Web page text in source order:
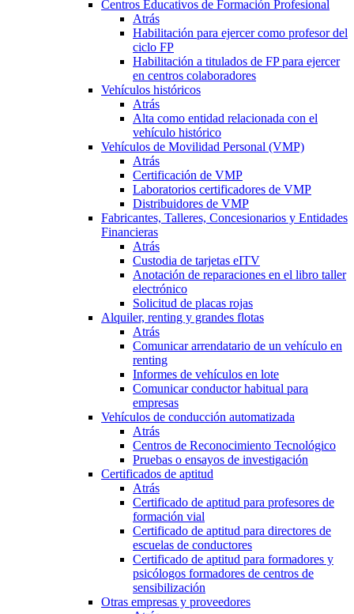
Centros Educativos de Formación Profesional
Atrás
Habilitación para ejercer como profesor del
ciclo FP
Habilitación a titulados de FP para ejercer
en centros colaboradores
Vehículos históricos
Atrás
Alta como entidad relacionada con el
vehículo histórico
Vehículos de Movilidad Personal (VMP)
Atrás
Certificación de VMP
Laboratorios certificadores de VMP
Distribuidores de VMP
Fabricantes, Talleres, Concesionarios y Entidades
Financieras
Atrás
Custodia de tarjetas eITV
Anotación de reparaciones en el libro taller
electrónico
Solicitud de placas rojas
Alquiler, renting y grandes flotas
Atrás
Comunicar arrendatario de un vehículo en
renting
Informes de vehículos en lote
Comunicar conductor habitual para
empresas
Vehículos de conducción automatizada
Atrás
Centros de Reconocimiento Tecnológico
Pruebas o ensayos de investigación
Certificados de aptitud
Atrás
Certificado de aptitud para profesores de
formación vial
Certificado de aptitud para directores de
escuelas de conductores
Certificado de aptitud para formadores y
psicólogos formadores de centros de
sensibilización
Otras empresas y proveedores